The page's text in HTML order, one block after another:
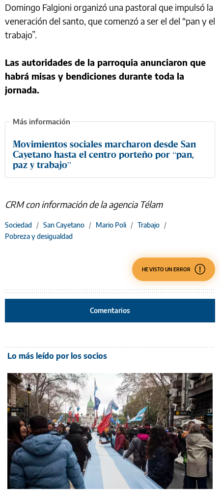
Domingo Falgioni organizó una pastoral que impulsó la
veneración del santo, que comenzó a ser el del “pan y el
trabajo”.
Las autoridades de la parroquia anunciaron que
habrá misas y bendiciones durante toda la
jornada.
Movimientos sociales marcharon desde San
Cayetano hasta el centro porteño por “pan,
paz y trabajo”
CRM con información de la agencia Télam
Sociedad / San Cayetano / Mario Poli / Trabajo /
Pobreza y desigualdad
HE VISTO UN ERROR
Comentarios
Lo más leído por los socios